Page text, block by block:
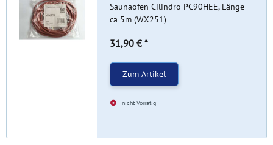
Saunaofen Cilindro PC90HEE, Länge
ca 5m (WX251)
31,90 € *
Zum Artikel
nicht Vorrätig